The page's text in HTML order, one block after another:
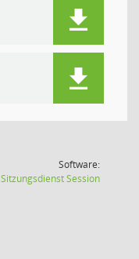
Software:
SitzungsdienstSession(Wird in